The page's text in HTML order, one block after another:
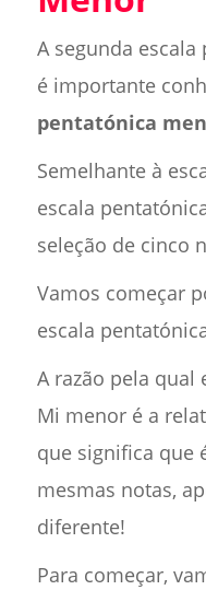
A segunda
é importante
pentatónica
Semelhante à
escala
seleção de cinco
Vamos começar
escala
A razão pela
Mi menor é a
que significa que
mesmas notas,
diferente!
Para começar,